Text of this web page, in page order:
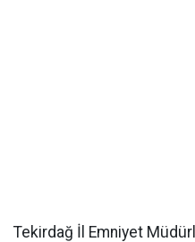
Tekirdağ İl Emniyet